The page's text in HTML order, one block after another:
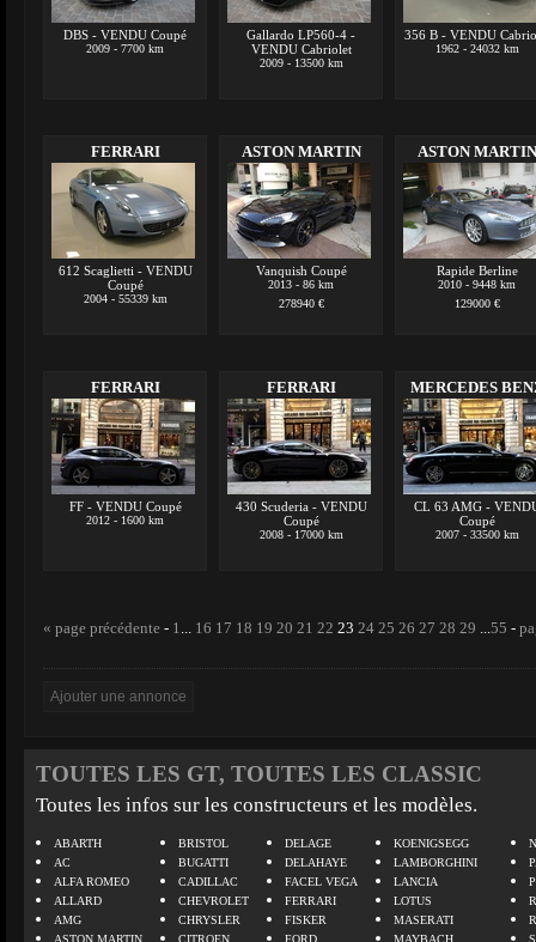
DBS - VENDU Coupé
2009 - 7700 km
Gallardo LP560-4 -
VENDU Cabriolet
2009 - 13500 km
356 B - VENDU
1962 - 24032 km
FERRARI
612 Scaglietti - VENDU
Coupé
2004 - 55339 km
ASTON MARTIN
Vanquish Coupé
2013 - 86 km
278940 €
ASTON MARTIN
Rapide Berline
2010 - 9448 km
129000 €
FERRARI
FF - VENDU Coupé
2012 - 1600 km
FERRARI
430 Scuderia - VENDU
Coupé
2008 - 17000 km
MERCEDES
CL 63 AMG -
Coupé
2007 - 33500 km
« page précédente - 1... 16 17 18 19 20 21 22 23 24 25 26 27 28 29 ...55 -
TOUTES LES GT, TOUTES LES CLASSIC
Toutes les infos sur les constructeurs et les modèles.
ABARTH
AC
ALFA ROMEO
ALLARD
AMG
ASTON MARTIN
BRISTOL
BUGATTI
CADILLAC
CHEVROLET
CHRYSLER
CITROEN
DELAGE
DELAHAYE
FACEL VEGA
FERRARI
FISKER
FORD
KOENIGSEGG
LAMBORGHINI
LANCIA
LOTUS
MASERATI
MAYBACH